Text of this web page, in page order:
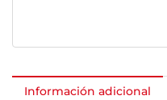
Información adicional